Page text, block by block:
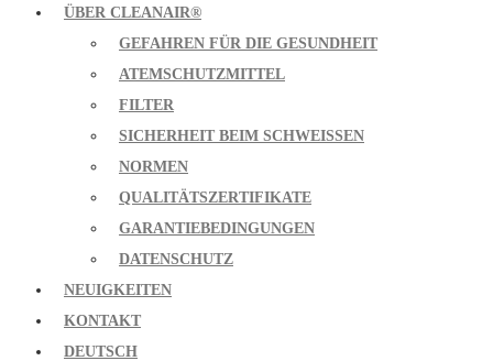
ÜBER CLEANAIR®
GEFAHREN FÜR DIE GESUNDHEIT
ATEMSCHUTZMITTEL
FILTER
SICHERHEIT BEIM SCHWEISSEN
NORMEN
QUALITÄTSZERTIFIKATE
GARANTIEBEDINGUNGEN
DATENSCHUTZ
NEUIGKEITEN
KONTAKT
DEUTSCH